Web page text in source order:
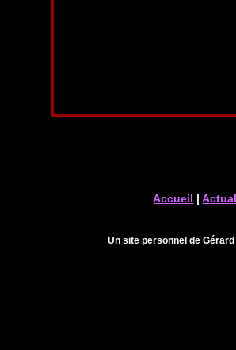
Accueil |
Un site personnel de